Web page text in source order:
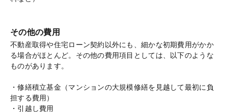
その他の費用
不動産取得や住宅ローン契約以外にも、細かな初期費用がかか
る場合がほとんど。その他の費用項目としては、以下のような
ものがあります。
・修繕積立基金（マンションの大規模修繕を見越して最初に負
担する費用）
・引越し費用